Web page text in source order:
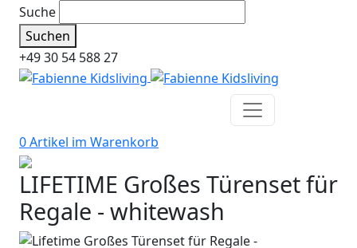
Suche
Suchen
+49 30 54 588 27
0 Artikel im Warenkorb
LIFETIME Großes Türenset für
Regale - whitewash